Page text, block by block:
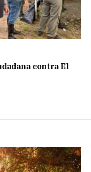
contra El